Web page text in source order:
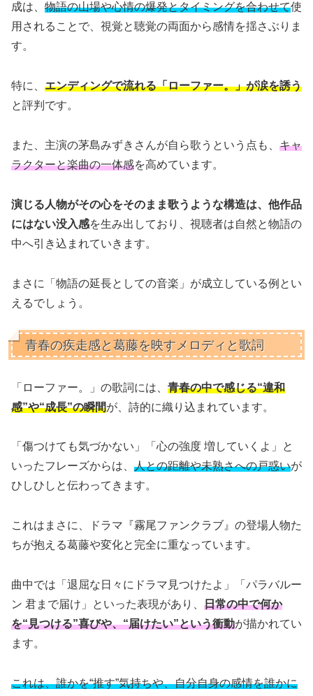
成は、 物語の山場や心情の爆発とタイミングを合わせて使
用されることで、視覚と聴覚の両面から感情を揺さぶりま
す。
特に、 エンディングで流れる「ローファー。」が涙を誘う
と評判です。
また、主演の茅島みずきさんが自ら歌うという点も、 キャ
ラクターと楽曲の一体感を高めています。
演じる人物がその心をそのまま歌うような構造は、他作品
にはない没入感を生み出しており、視聴者は自然と物語の
中へ引き込まれていきます。
まさに「物語の延長としての音楽」が成立している例とい
えるでしょう。
青春の疾走感と葛藤を映すメロディと歌詞
「ローファー。」の歌詞には、 青春の中で感じる“違和
感”や“成長”の瞬間が、詩的に織り込まれています。
「傷つけても気づかない」「心の強度 増していくよ」と
いったフレーズからは、 人との距離や未熟さへの戸惑いが
ひしひしと伝わってきます。
これはまさに、ドラマ『霧尾ファンクラブ』の登場人物た
ちが抱える葛藤や変化と完全に重なっています。
曲中では「退屈な日々にドラマ見つけたよ」「パラバルー
ン 君まで届け」といった表現があり、 日常の中で何か
を“見つける”喜びや、“届けたい”という衝動が描かれてい
ます。
これは、誰かを“推す”気持ちや、自分自身の感情を誰かに